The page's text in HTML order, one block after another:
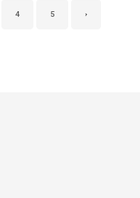
4 5 ›